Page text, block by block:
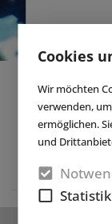
Cookies
Wir möchten
verwenden,
ermöglichen.
und